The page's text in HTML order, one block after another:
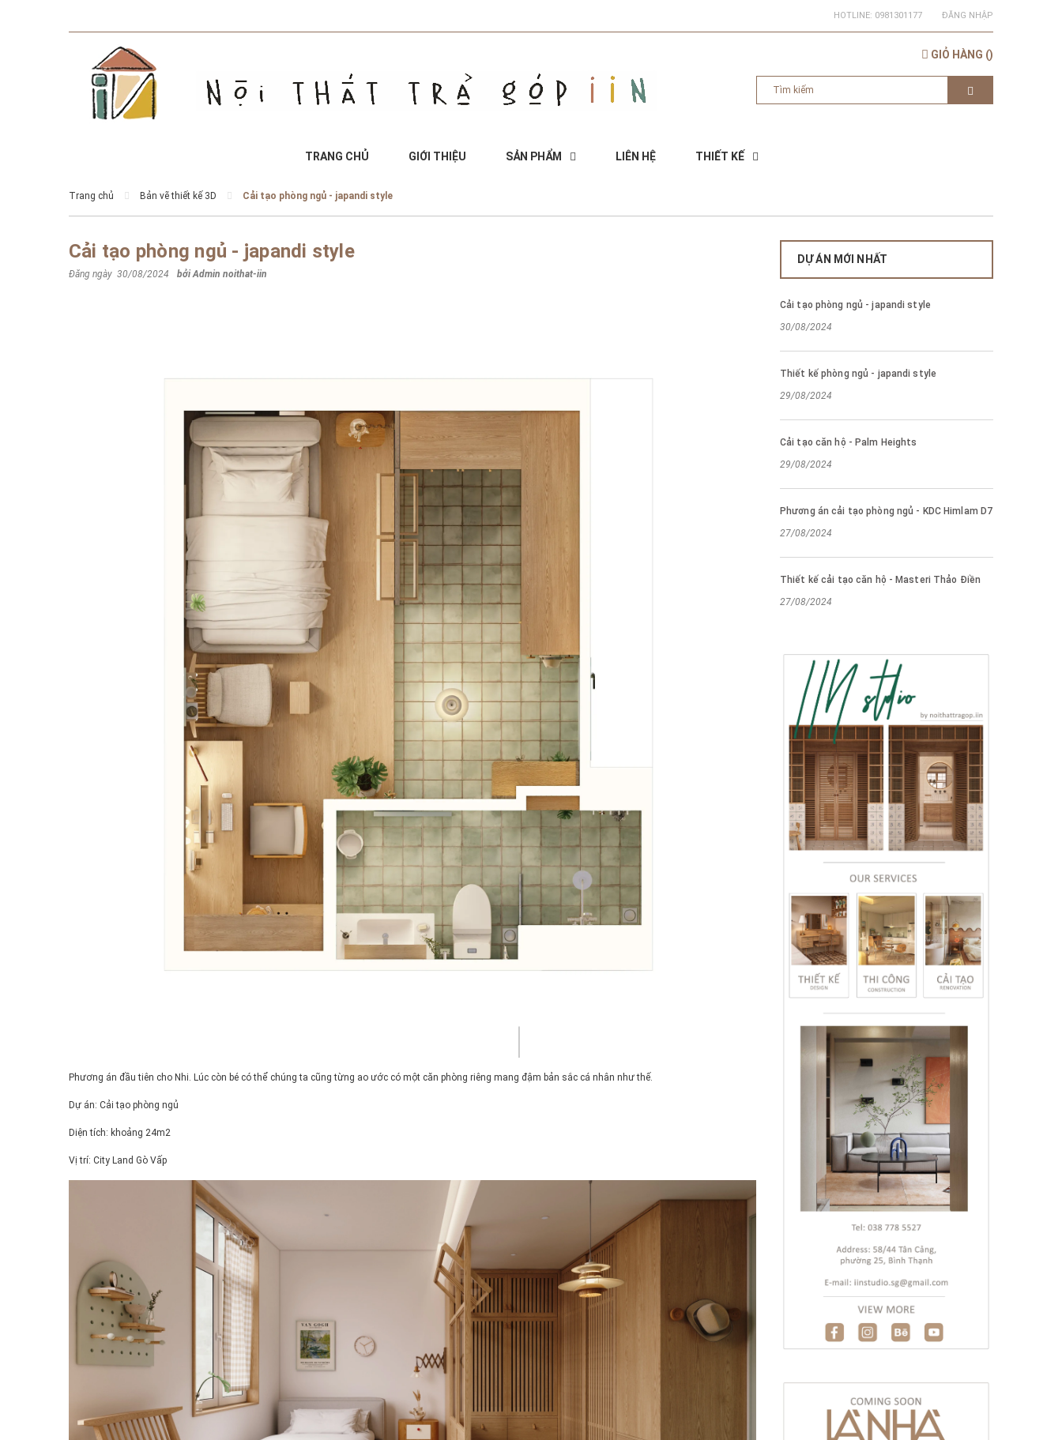
HOTLINE: 0981301177 ĐĂNG NHẬP
GIỎ HÀNG ()
TRANG CHỦ GIỚI THIỆU SẢN PHẨM LIÊN HỆ THIẾT KẾ
Trang chủ Bản vẽ thiết kế 3D Cải tạo phòng ngủ - japandi style
Cải tạo phòng ngủ - japandi style
Đăng ngày 30/08/2024 bởiAdmin noithat-iin
Phương án đầu tiên cho Nhi. Lúc còn bé có thể chúng ta cũng từng ao ước có một căn phòng riêng mang đậm bản sắc cá nhân như thế.
Dự án: Cải tạo phòng ngủ
Diện tích: khoảng 24m2
Vị trí: City Land Gò Vấp
DỰ ÁN MỚI NHẤT
Cải tạo phòng ngủ - japandi style
30/08/2024
Thiết kế phòng ngủ - japandi style
29/08/2024
Cải tạo căn hộ - Palm Heights
29/08/2024
Phương án cải tạo phòng ngủ - KDC Himlam D7
27/08/2024
Thiết kế cải tạo căn hộ - Masteri Thảo Điền
27/08/2024